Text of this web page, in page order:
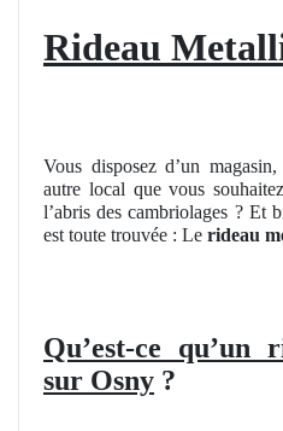
Rideau
Vous disposez d’un
autre local que vous
l’abris des cambriolages ? Et
est toute trouvée : Le rideau
Qu’est-ce qu’un
sur Osny ?